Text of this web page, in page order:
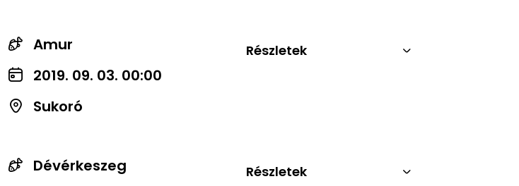
Amur
2019. 09. 03. 00:00
Sukoró
Részletek
Dévérkeszeg
Részletek